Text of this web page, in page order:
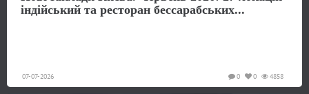
індійський та ресторан бессарабських...
07-07-2026 4858
0
0